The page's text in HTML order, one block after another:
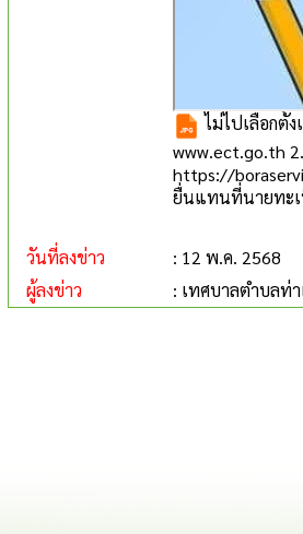
ไม่ไปเลือกตั้
www.ect.go.th
https://
ยื่นแทนที่นายทะเ
วันที่ลงข่าว
: 12 พ.ค. 2568
ผู้ลงข่าว
: เทศบาลตำบลท่